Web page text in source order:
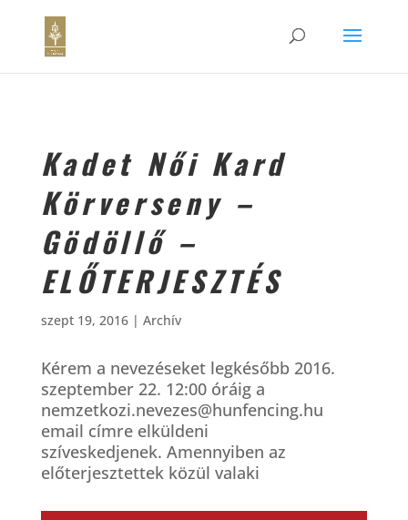
Kadet Női Kard
Körverseny –
Gödöllő –
ELŐTERJESZTÉS
szept 19, 2016| Archív
Kérem a nevezéseket legkésőbb 2016.
szeptember 22. 12:00 óráig a
nemzetkozi.nevezes@hunfencing.hu
email címre elküldeni
szíveskedjenek. Amennyiben az
előterjesztettek közül valaki